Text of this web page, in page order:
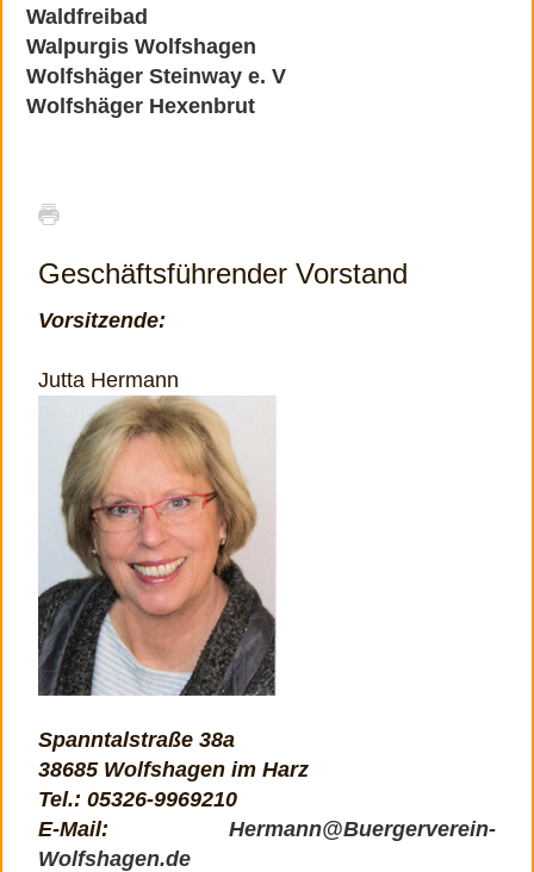
Waldfreibad
Walpurgis Wolfshagen
Wolfshäger Steinway e. V
Wolfshäger Hexenbrut
Geschäftsführender Vorstand
Vorsitzende:
Jutta Hermann
Spanntalstraße 38a
38685 Wolfshagen im Harz
Tel.: 05326-9969210
E-Mail: Hermann@Buergerverein-
Wolfshagen.de